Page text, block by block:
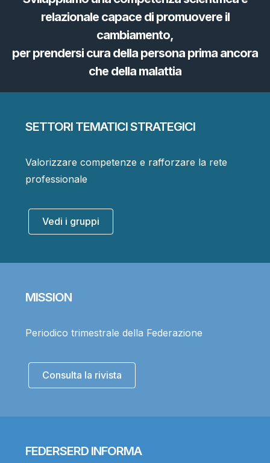
relazionale capace di promuovere il
cambiamento,
per prendersi cura della persona prima ancora
che della malattia
SETTORI TEMATICI STRATEGICI
Valorizzare competenze e rafforzare la rete
professionale
Vedi i gruppi
MISSION
Periodico trimestrale della Federazione
Consulta la rivista
FEDERSERD INFORMA